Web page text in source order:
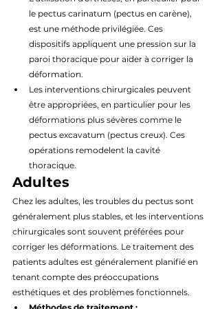
le pectus carinatum (pectus en carène),
est une méthode privilégiée. Ces
dispositifs appliquent une pression sur la
paroi thoracique pour aider à corriger la
déformation.
Les interventions chirurgicales peuvent
être appropriées, en particulier pour les
déformations plus sévères comme le
pectus excavatum (pectus creux). Ces
opérations remodelent la cavité
thoracique.
Adultes
Chez les adultes, les troubles du pectus sont
généralement plus stables, et les interventions
chirurgicales sont souvent préférées pour
corriger les déformations. Le traitement des
patients adultes est généralement planifié en
tenant compte des préoccupations
esthétiques et des problèmes fonctionnels.